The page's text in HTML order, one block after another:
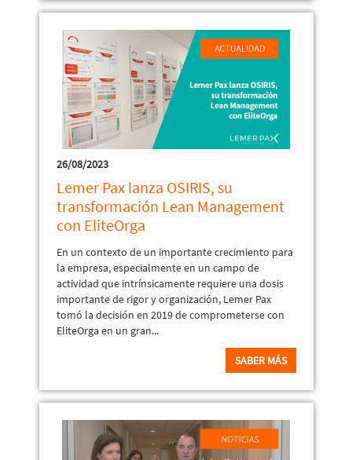
26/08/2023
Lemer Pax lanza OSIRIS, su
transformación Lean Management
con EliteOrga
En un contexto de un importante crecimiento para
la empresa, especialmente en un campo de
actividad que intrínsicamente requiere una dosis
importante de rigor y organización, Lemer Pax
tomó la decisión en 2019 de comprometerse con
EliteOrga en un gran...
SABER MÁS